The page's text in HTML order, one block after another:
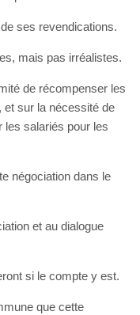
ses revendications.
mais pas irréalistes.
de récompenser les
et sur la nécessité de
les salariés pour les
négociation dans le
et au dialogue
si le compte y est.
que cette